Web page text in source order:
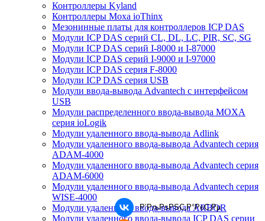
Контроллеры Kyland
Контроллеры Moxa ioThinx
Мезонинные платы для контроллеров ICP DAS
Модули ICP DAS серий CL, DL, LC, PIR, SC, SG
Модули ICP DAS серий I-8000 и I-87000
Модули ICP DAS серий I-9000 и I-97000
Модули ICP DAS серия F-8000
Модули ICP DAS серия USB
Модули ввода-вывода Advantech с интерфейсом
USB
Модули распределенного ввода-вывода MOXA
серия ioLogik
Модули удаленного ввода-вывода Adlink
Модули удаленного ввода-вывода Advantech серия
ADAM-4000
Модули удаленного ввода-вывода Advantech серия
ADAM-6000
Модули удаленного ввода-вывода Advantech серия
WISE-4000
Модули удаленного ввода-вывода ARBOR
Модули удаленного ввода-вывода ICP DAS серии
Р’РљРѕРЅС‚Р°РєС‚Рµ